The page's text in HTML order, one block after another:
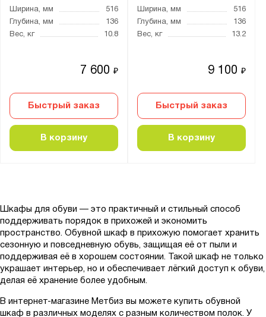
Ширина, мм
516
Глубина, мм
136
Вес, кг
10.8
7 600₽
Быстрый заказ
В корзину
Ширина, мм
516
Глубина, мм
136
Вес, кг
13.2
9 100₽
Быстрый заказ
В корзину
Шкафы для обуви — это практичный и стильный способ
поддерживать порядок в прихожей и экономить
пространство. Обувной шкаф в прихожую помогает хранить
сезонную и повседневную обувь, защищая её от пыли и
поддерживая её в хорошем состоянии. Такой шкаф не только
украшает интерьер, но и обеспечивает лёгкий доступ к обуви,
делая её хранение более удобным.
В интернет-магазине Метбиз вы можете купить обувной
шкаф в различных моделях с разным количеством полок. У